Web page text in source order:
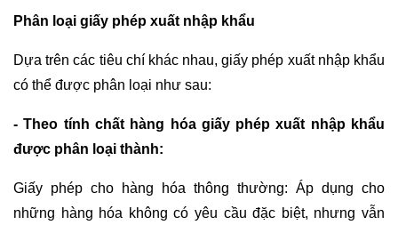
Phân loại giấy phép xuất nhập khẩu
Dựa trên các tiêu chí khác nhau, giấy phép xuất nhập khẩu
có thể được phân loại như sau:
- Theo tính chất hàng hóa giấy phép xuất nhập khẩu
được phân loại thành:
Giấy phép cho hàng hóa thông thường: Áp dụng cho
những hàng hóa không có yêu cầu đặc biệt, nhưng vẫn